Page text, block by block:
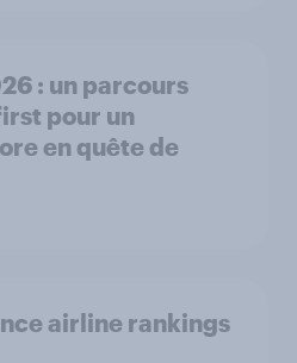
: un parcours
pour un
en quête de
airline rankings